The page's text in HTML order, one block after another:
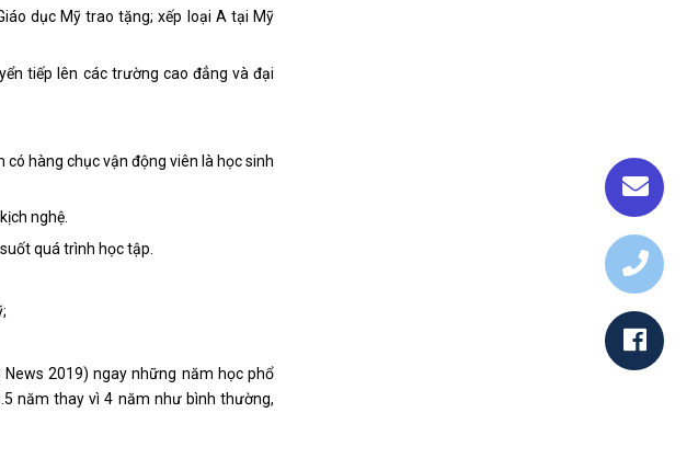
dục Mỹ trao tặng; xếp loại A tại Mỹ
tiếp lên các trường cao đẳng và đại
hàng chục vận động viên là học sinh
nghệ.
quá trình học tập.
2019) ngay những năm học phổ
năm thay vì 4 năm như bình thường,